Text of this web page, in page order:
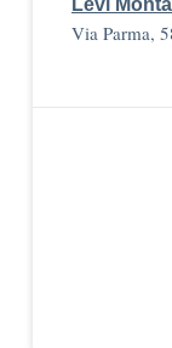
Levi
Via Parma,